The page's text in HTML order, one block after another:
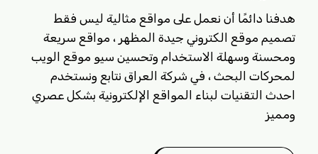
هدفنا دائمًا أن نعمل على مواقع مثالية ليس فقط
تصميم موقع الكتروني جيدة المظهر ، مواقع سريعة
ومحسنة وسهلة الاستخدام وتحسين سيو موقع الويب
لمحركات البحث ، في شركة العراق نتابع ونستخدم
احدث التقنيات لبناء المواقع الإلكترونية بشكل عصري
ومميز